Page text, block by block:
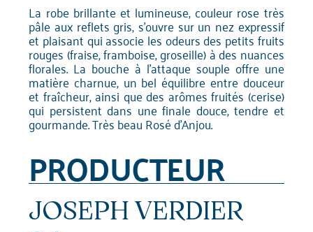
La robe brillante et lumineuse, couleur rose très
pâle aux reflets gris, s'ouvre sur un nez expressif
et plaisant qui associe les odeurs des petits fruits
rouges (fraise, framboise, groseille) à des nuances
florales. La bouche à l'attaque souple offre une
matière charnue, un bel équilibre entre douceur
et fraîcheur, ainsi que des arômes fruités (cerise)
qui persistent dans une finale douce, tendre et
gourmande. Très beau Rosé d'Anjou.
PRODUCTEUR
JOSEPH VERDIER